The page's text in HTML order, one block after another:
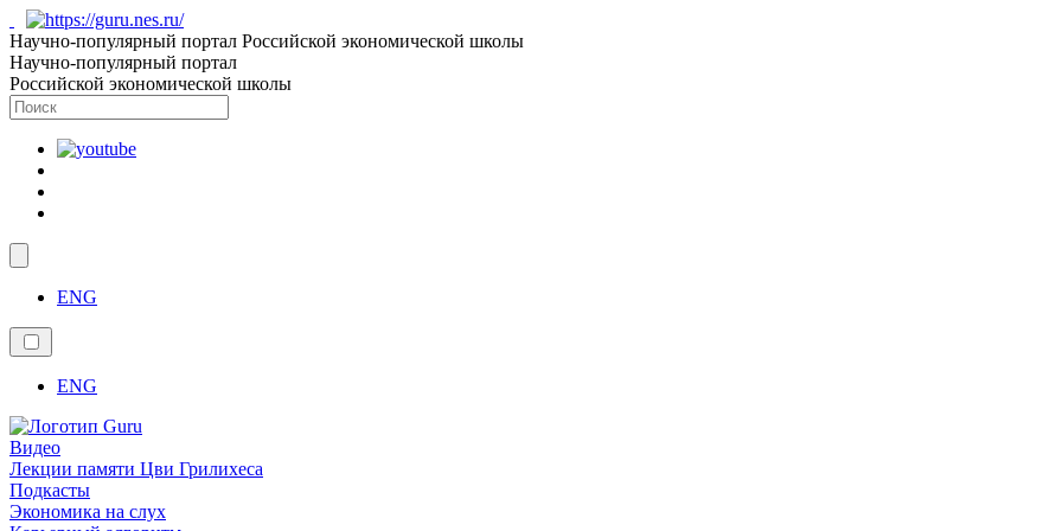
Научно-популярный портал Российской экономической школы
Научно-популярный портал
Российской экономической школы
ENG
ENG
Видео
Лекции памяти Цви Грилихеса
Подкасты
Экономика на слух